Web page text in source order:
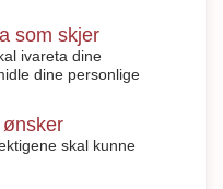
som skjer
ivareta dine
dine personlige
skal kunne